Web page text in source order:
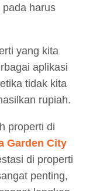
harus
yang kita
aplikasi
tidak kita
rupiah.
properti di
Garden City
di properti
penting,